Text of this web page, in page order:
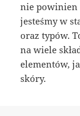
nie powinien
jesteśmy w
oraz typów.
na wiele
elementów,
skóry.